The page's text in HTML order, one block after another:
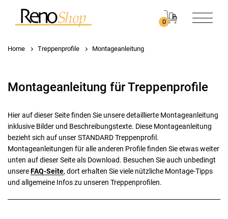
0
Home Treppenprofile Montageanleitung
Montageanleitung für Treppenprofile
Hier auf dieser Seite finden Sie unsere detaillierte Montageanleitung
inklusive Bilder und Beschreibungstexte. Diese Montageanleitung
bezieht sich auf unser STANDARD Treppenprofil.
Montageanleitungen für alle anderen Profile finden Sie etwas weiter
unten auf dieser Seite als Download. Besuchen Sie auch unbedingt
unsereFAQ-Seite, dort erhalten Sie viele nützliche Montage-Tipps
und allgemeine Infos zu unseren Treppenprofilen.